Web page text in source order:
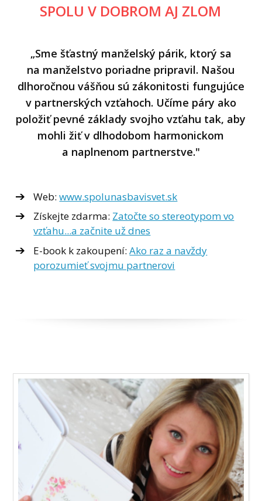
SPOLU V DOBROM AJ ZLOM
„Sme šťastný manželský párik, ktorý sa
na manželstvo poriadne pripravil. Našou
dlhoročnou vášňou sú zákonitosti fungujúce
v partnerských vzťahoch. Učíme páry ako
položiť pevné základy svojho vzťahu tak, aby
mohli žiť v dlhodobom harmonickom
a naplnenom partnerstve."
Web:www.spolunasbavisvet.sk
Získejte zdarma: Zatočte so stereotypom vo
vzťahu...a začnite už dnes
E-book k zakoupení:Ako raz a navždy
porozumieť svojmu partnerovi